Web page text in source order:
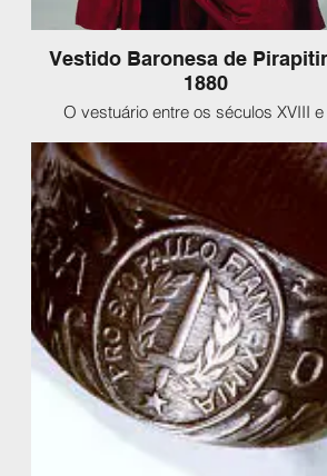
Vestido Baronesa de
1880
O vestuário entre os séculos XVIII e
relação à classe social.
podemos dizer era que as mulheres
pobres costuravam para suas
enquanto as mais abastadas iam às
costureiras e modistas. Um ponto em
é que, até 1830, as costuras, no Brasil,
feitas à mão, sem auxílio de
costura, que só se popularizaram por
meados do século XIX (!).
A moda brasileira era copiada da
principalmente, França e Inglaterra,
assim, usavam-se por vezes, de
pesados, cortes de mangas longas, sendo
completamente inadequados ao
Até o início do século XX, era comum o
luvas às mulheres (longas à noite e mais